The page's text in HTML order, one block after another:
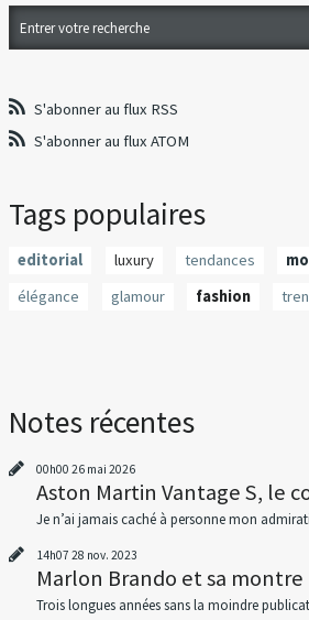
S'abonner au flux RSS
S'abonner au flux ATOM
Tags populaires
editorial luxury tendances
élégance
glamour fashion
Notes récentes
00h00 26 mai 2026
Aston Martin Vantage S, le
Je n’ai jamais caché à personne mon
14h07 28 nov. 2023
Marlon Brando et sa montre
Trois longues années sans la moindre